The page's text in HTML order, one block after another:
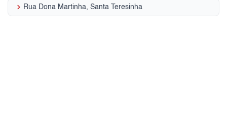
keyboard_arrow_right Rua Dona Martinha, Santa Teresinha